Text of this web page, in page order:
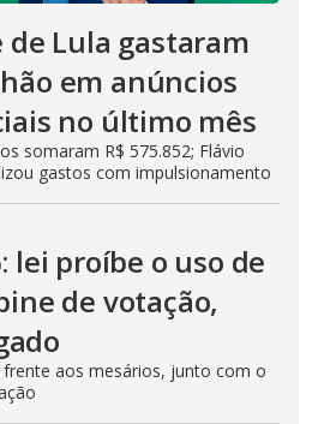
de Lula gastaram
em anúncios
no último mês
somaram R$ 575.852; Flávio
gastos com impulsionamento
lei proíbe o uso de
de votação,
aos mesários, junto com o